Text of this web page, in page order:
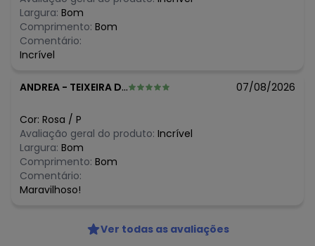
maio/2026
abril/2026
março/2026
fevereiro/2026
Largura: Bom
Comprimento: Bom
Comentário:
Incrível
ANDREA - TEIXEIRA DE FREITAS - BA 07/08/2026
Cor: Rosa / P
Avaliação geral do produto: Incrível
Largura: Bom
Comprimento: Bom
Comentário:
Maravilhoso!
Ver todas as avaliações